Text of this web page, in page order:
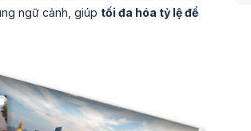
ngữ cảnh, giúp tối đa hóa tỷ lệ để